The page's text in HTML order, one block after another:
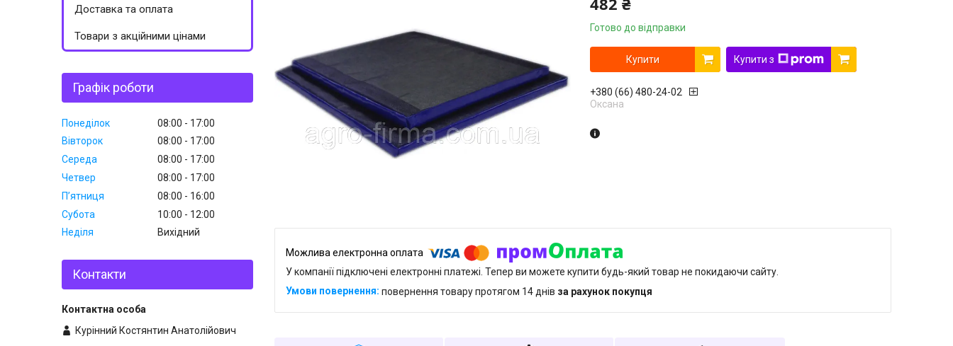
Готово до відправки
Купити Купити з
+380 (66) 480-24-02
Оксана
У компанії підключені електронні платежі. Тепер ви можете купити будь-який товар не покидаючи сайту.
повернення товару протягом 14 днів за рахунок покупця
Доставка та оплата
Товари з акційними цінами
Графік роботи
Понеділок 08:00
17:00
Вівторок
08:00
17:00
Середа
08:00
17:00
Четвер
08:00
17:00
Пʼятниця
08:00
16:00
Субота
10:00
12:00
Неділя
Вихідний
Контакти
Курінний Костянтин Анатолійович